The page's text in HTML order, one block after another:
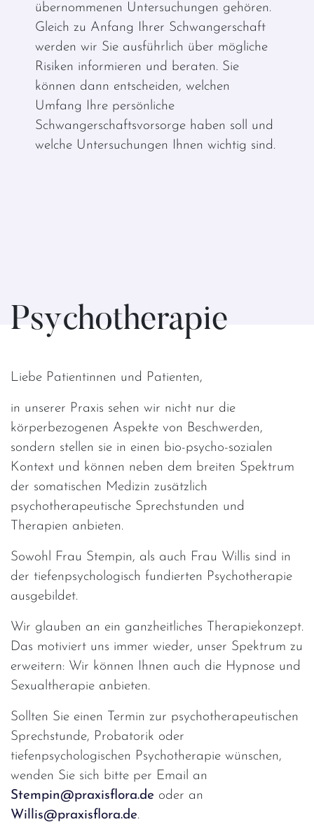
übernommenen Untersuchungen gehören.
Gleich zu Anfang Ihrer Schwangerschaft
werden wir Sie ausführlich über mögliche
Risiken informieren und beraten. Sie
können dann entscheiden, welchen
Umfang Ihre persönliche
Schwangerschaftsvorsorge haben soll und
welche Untersuchungen Ihnen wichtig sind.
Psychotherapie
Liebe Patientinnen und Patienten,
in unserer Praxis sehen wir nicht nur die
körperbezogenen Aspekte von Beschwerden,
sondern stellen sie in einen bio-psycho-sozialen
Kontext und können neben dem breiten Spektrum
der somatischen Medizin zusätzlich
psychotherapeutische Sprechstunden und
Therapien anbieten.
Sowohl Frau Stempin, als auch Frau Willis sind in
der tiefenpsychologisch fundierten Psychotherapie
ausgebildet.
Wir glauben an ein ganzheitliches Therapiekonzept.
Das motiviert uns immer wieder, unser Spektrum zu
erweitern: Wir können Ihnen auch die Hypnose und
Sexualtherapie anbieten.
Sollten Sie einen Termin zur psychotherapeutischen
Sprechstunde, Probatorik oder
tiefenpsychologischen Psychotherapie wünschen,
wenden Sie sich bitte per Email an
Stempin@praxisflora.de oder an
Willis@praxisflora.de.